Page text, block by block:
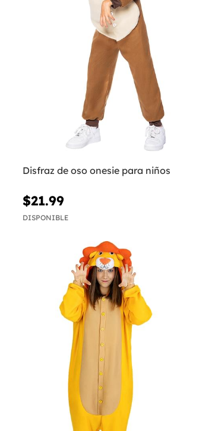
Disfraz de oso onesie para niños
$21.99
DISPONIBLE